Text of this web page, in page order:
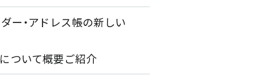
ー・アドレス帳の新しい
ついて概要ご紹介